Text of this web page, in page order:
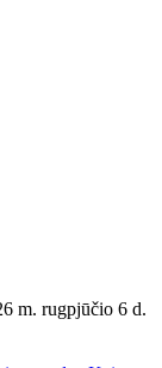
m. rugpjūčio 6 d.